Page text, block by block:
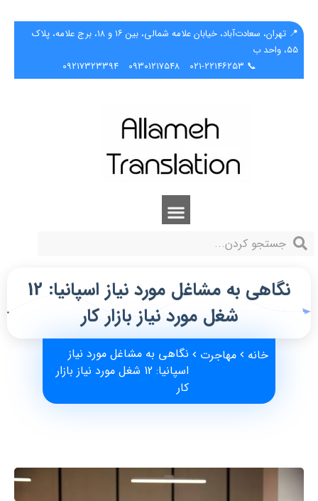
📍 تهران، سعادت‌آباد، خیابان علامه شمالی، بین ۱۶ و ۱۸، برج علامه، پلاک
۵۵، واحد ب
📞 ۰۲۱-۲۲۱۴۶۲۵۳
۰۹۳۰۱۲۱۷۵۴۸ ۰۹۲۱۷۳۲۳۳۹۴
نگاهی به مشاغل مورد نیاز اسپانیا: 12
شغل مورد نیاز بازار کار
خانه مهاجرت
نگاهی به مشاغل مورد نیاز
اسپانیا: 12 شغل مورد نیاز بازار
کار